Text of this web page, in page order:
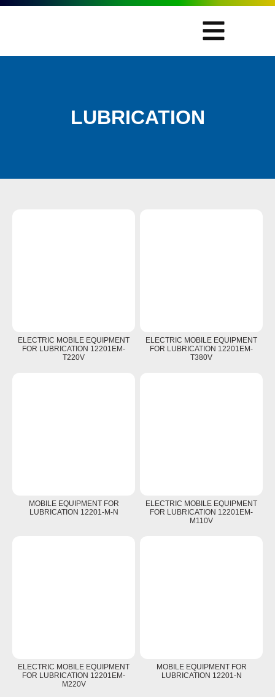
LUBRICATION
ELECTRIC MOBILE EQUIPMENT
FOR LUBRICATION 12201EM-
T220V
ELECTRIC MOBILE EQUIPMENT
FOR LUBRICATION 12201EM-
T380V
MOBILE EQUIPMENT FOR
LUBRICATION 12201-M-N
ELECTRIC MOBILE EQUIPMENT
FOR LUBRICATION 12201EM-
M110V
ELECTRIC MOBILE EQUIPMENT
FOR LUBRICATION 12201EM-
M220V
MOBILE EQUIPMENT FOR
LUBRICATION 12201-N